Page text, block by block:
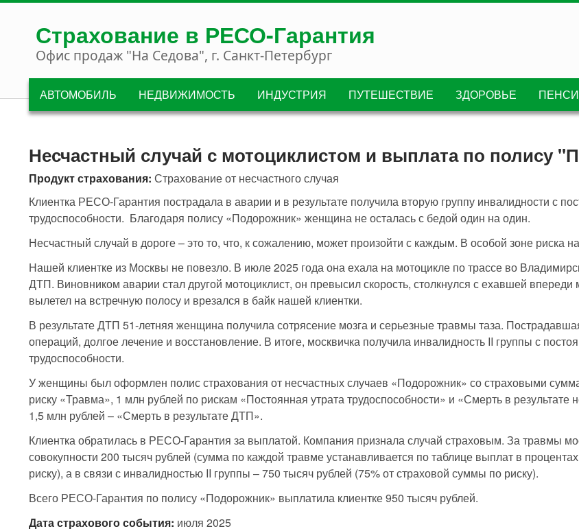
Перейти к основному содержанию
Страхование в РЕСО-Гарантия
Офис продаж "На Седова", г. Санкт-Петербург
АВТОМОБИЛЬ НЕДВИЖИМОСТЬ ИНДУСТРИЯ ПУТЕШЕСТВИЕ ЗДОРОВЬЕ
Несчастный случай с мотоциклистом и выплата по полису
Продукт страхования: Страхование от несчастного случая
Клиентка РЕСО-Гарантия пострадала в аварии и в результате получила вторую группу инвалидности с
трудоспособности. Благодаря полису «Подорожник» женщина не осталась с бедой один на один.
Несчастный случай в дороге – это то, что, к сожалению, может произойти с каждым. В особой зоне риска
Нашей клиентке из Москвы не повезло. В июле 2025 года она ехала на мотоцикле по трассе во
ДТП. Виновником аварии стал другой мотоциклист, он превысил скорость, столкнулся с ехавшей
вылетел на встречную полосу и врезался в байк нашей клиентки.
В результате ДТП 51-летняя женщина получила сотрясение мозга и серьезные травмы таза.
операций, долгое лечение и восстановление. В итоге, москвичка получила инвалидность II группы с
трудоспособности.
У женщины был оформлен полис страхования от несчастных случаев «Подорожник» со страховыми
риску «Травма», 1 млн рублей по рискам «Постоянная утрата трудоспособности» и «Смерть в результате
1,5 млн рублей – «Смерть в результате ДТП».
Клиентка обратилась в РЕСО-Гарантия за выплатой. Компания признала случай страховым. За травмы
совокупности 200 тысяч рублей (сумма по каждой травме устанавливается по таблице выплат в
риску), а в связи с инвалидностью II группы – 750 тысяч рублей (75% от страховой суммы по риску).
Всего РЕСО-Гарантия по полису «Подорожник» выплатила клиентке 950 тысяч рублей.
Дата страхового события: июля 2025